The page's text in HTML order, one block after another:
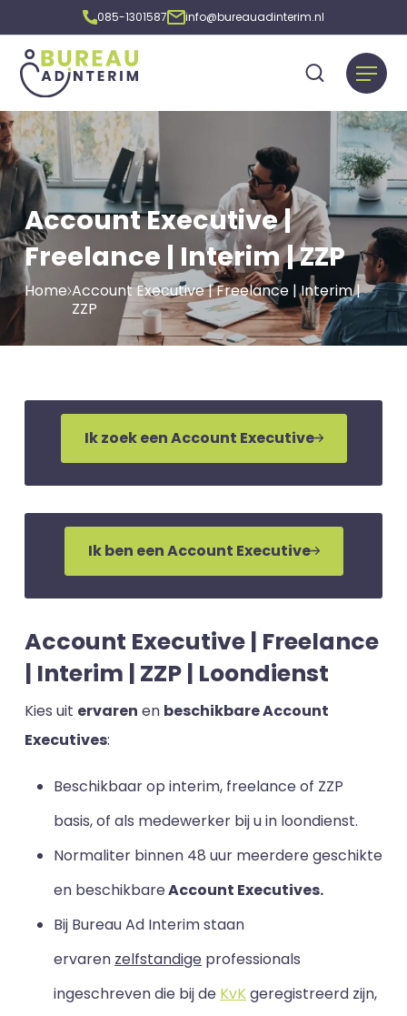
085-1301587 info@bureauadinterim.nl
Account Executive |
Freelance | Interim | ZZP
Home Account Executive | Freelance | Interim |
ZZP
Ik zoek een Account Executive
Ik ben een Account Executive
Account Executive | Freelance
| Interim | ZZP | Loondienst
Kies uit ervaren en beschikbare Account
Executives:
Beschikbaar op interim, freelance of ZZP
basis, of als medewerker bij u in loondienst.
Normaliter binnen 48 uur meerdere geschikte
en beschikbareAccount Executives.
Bij Bureau Ad Interim staan
ervaren zelfstandige professionals
ingeschreven die bij de KvKgeregistreerd zijn,